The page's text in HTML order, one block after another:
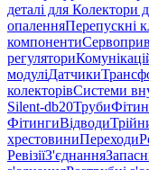
деталі для Колектори
опаленняПерепускні
компоненти
регулятори
модуліДатчики
колекторівСистеми
Silent-db20Труби
ФітингиВідводи
хрестовиниПереходи
РевізіїЗ'єднання